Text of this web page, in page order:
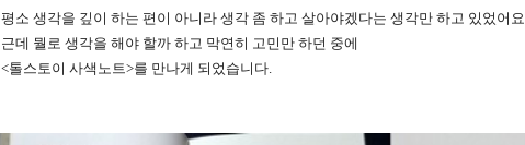
평소 생각을 깊이 하는 편이 아니라 생각 좀 하고 살아야겠다는 생각만 하고 있었어요.
근데 뭘로 생각을 해야 할까 하고 막연히 고민만 하던 중에
<톨스토이 사색노트>를 만나게 되었습니다.